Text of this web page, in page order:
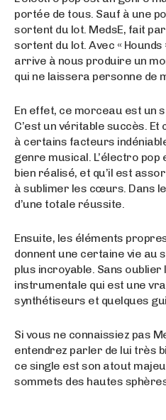
portée de tous. Sauf à une
sortent du lot. MedsE, fait
sortent du lot. Avec «
arrive à nous produire un
qui ne laissera personne de
En effet, ce morceau est un
C’est un véritable succès.
à certains facteurs
genre musical. L’électro pop
bien réalisé, et qu’il est
à sublimer les cœurs. Dans
d’une totale réussite.
Ensuite, les éléments
donnent une certaine vie au
plus incroyable. Sans oublier
instrumentale qui est une
synthétiseurs et quelques
Si vous ne connaissiez pas
entendrez parler de lui très
ce single est son atout
sommets des hautes